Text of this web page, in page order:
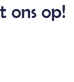
ons op!